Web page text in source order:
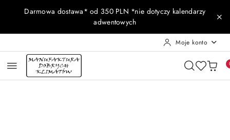
Przejdź do treści głównej
Przejdź do wyszukiwarki
Przejdź do moje konto
Przejdź do menu głównego
Przejdź do opisu produktu
Przejdź do stopki
Darmowa dostawa* od 350 PLN *nie dotyczy kalendarzy
adwentowych
Moje konto